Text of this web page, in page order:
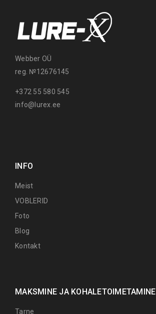
Webber OÜ
reg. №12676145
+372 55 580 545
info@lurex.ee
INFO
Meist
VOBLERID
Foto
Blog
Kontakt
MAKSMINE JA KOHALETOIMETAMINE
Tarne